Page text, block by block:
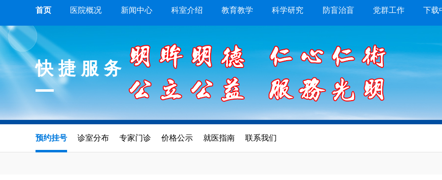
首页 医院概况 新闻中心 科室介绍 教育教学 科学研究 防盲治盲 党群工作 下载
快捷服务
预约挂号 诊室分布 专家门诊 价格公示 就医指南 联系我们